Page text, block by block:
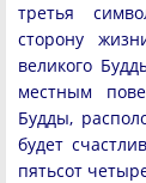
третья
сторону
великого
местным
Будды,
будет
пятьсот